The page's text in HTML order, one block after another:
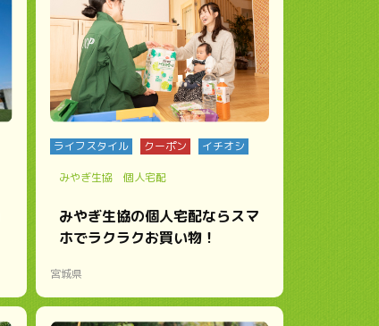
ライフスタイル クーポン イチオシ
みやぎ生協 個人宅配
みやぎ生協の個人宅配ならスマ
ホでラクラクお買い物！
宮城県